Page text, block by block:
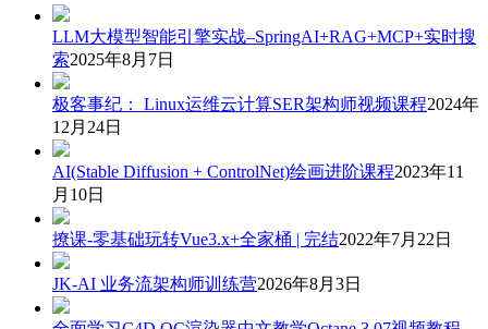
LLM大模型智能引擎实战–SpringAI+RAG+MCP+实时搜
索2025年8月7日
极客事纪： Linux运维云计算SER架构师视频课程2024年
12月24日
AI(Stable Diffusion + ControlNet)绘画进阶课程2023年11
月10日
撩课-零基础玩转Vue3.x+全家桶 | 完结2022年7月22日
JK-AI 业务流架构师训练营2026年8月3日